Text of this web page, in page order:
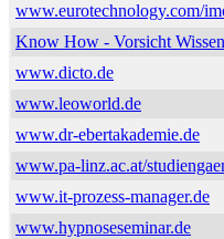
www.eurotechnology.com/
Know How - Vorsicht Wissen
www.dicto.de
www.leoworld.de
www.dr-ebertakademie.de
www.pa-linz.ac.at/
www.it-prozess-manager.de
www.hypnoseseminar.de